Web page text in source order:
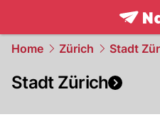
Home Zürich Stadt
Stadt Zürich